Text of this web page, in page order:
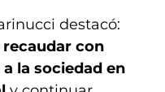
destacó:
con
la sociedad en